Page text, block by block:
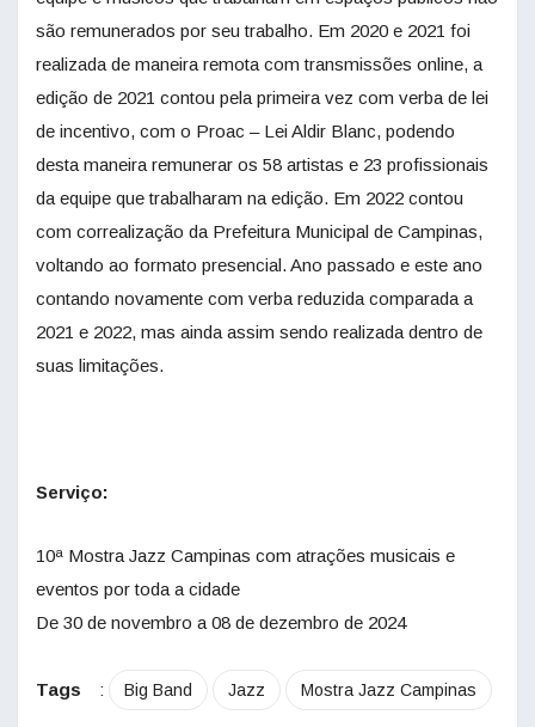
são remunerados por seu trabalho. Em 2020 e 2021 foi
realizada de maneira remota com transmissões online, a
edição de 2021 contou pela primeira vez com verba de lei
de incentivo, com o Proac – Lei Aldir Blanc, podendo
desta maneira remunerar os 58 artistas e 23 profissionais
da equipe que trabalharam na edição. Em 2022 contou
com correalização da Prefeitura Municipal de Campinas,
voltando ao formato presencial. Ano passado e este ano
contando novamente com verba reduzida comparada a
2021 e 2022, mas ainda assim sendo realizada dentro de
suas limitações.
Serviço:
10ª Mostra Jazz Campinas com atrações musicais e
eventos por toda a cidade
De 30 de novembro a 08 de dezembro de 2024
Tags : Big Band Jazz Mostra Jazz Campinas